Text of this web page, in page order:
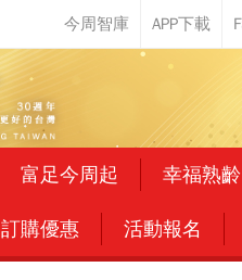
富足今周起 幸福熟齡
訂購優惠 活動報名